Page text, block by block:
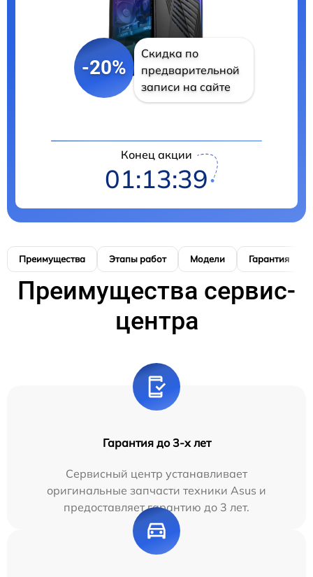
-20%
Скидка по
предварительной
записи на сайте
Конец акции
01:13:38
Преимущества Этапы работ Модели Гарантия
Преимущества сервис-
центра
Гарантия до 3-х лет
Сервисный центр устанавливает
оригинальные запчасти техники Asus и
предоставляет гарантию до 3 лет.